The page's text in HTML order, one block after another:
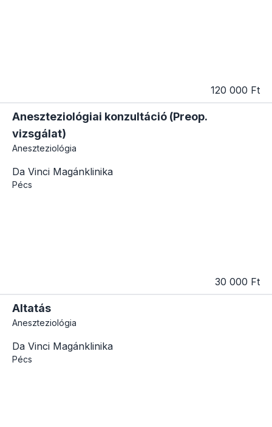
120 000 Ft
Aneszteziológiai konzultáció (Preop.
vizsgálat)
Aneszteziológia
Da Vinci Magánklinika
Pécs
30 000 Ft
Altatás
Aneszteziológia
Da Vinci Magánklinika
Pécs